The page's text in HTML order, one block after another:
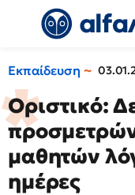
Εκπαίδευση
Οριστικό:
μαθητών
ημέρες